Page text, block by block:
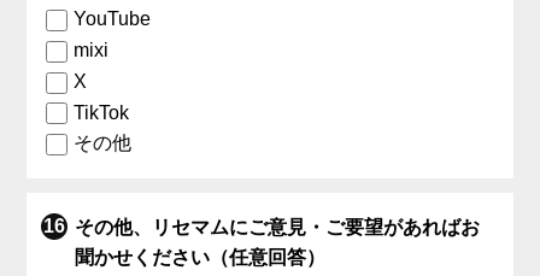
YouTube
mixi
X
TikTok
その他
その他、リセマムにご意見・ご要望があればお
聞かせください（任意回答）